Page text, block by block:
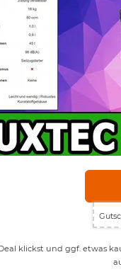
klickst und ggf. etwas